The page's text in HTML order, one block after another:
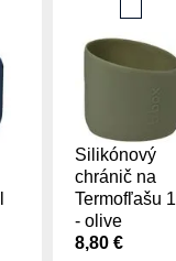
Silikónový
chránič na
Termofľašu 1l
- olive
8,80 €